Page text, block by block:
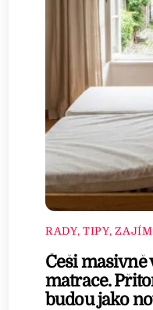
RADY, TIPY,
Češi masivně
matrace.
budou jako